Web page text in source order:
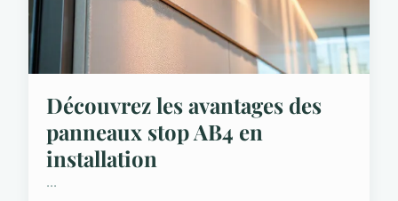
Découvrez les avantages des
panneaux stop AB4 en
installation
...